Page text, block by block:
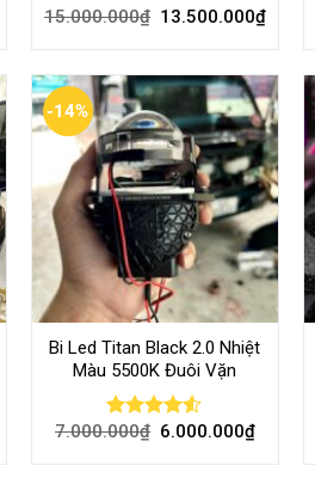
Rated
15.000.000₫ 13.500.000₫
-14%
Bi Led Titan Black 2.0 Nhiệt
Màu 5500K Đuôi Vặn
Rated
7.000.000₫ 6.000.000₫